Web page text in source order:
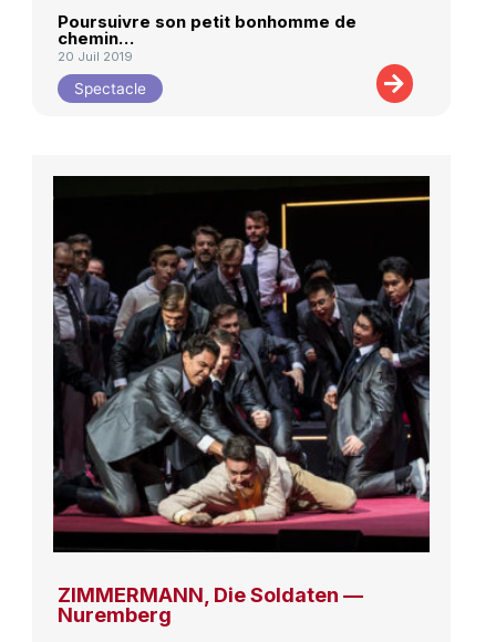
Poursuivre son petit bonhomme de
chemin…
20 Juil 2019
Spectacle
ZIMMERMANN, Die Soldaten —
Nuremberg